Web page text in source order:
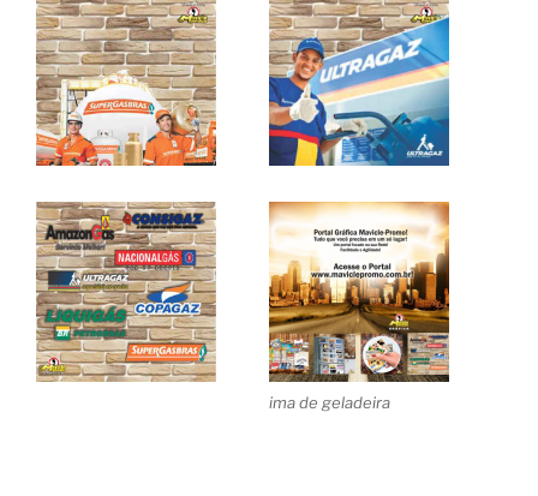
ima de geladeira